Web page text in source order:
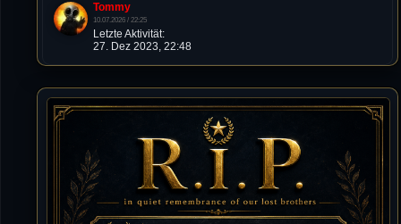
Tommy
10.07.2026 / 22:25
Letzte Aktivität:
27. Dez 2023, 22:48
DieWildeHilde
10.07.2026 / 12:48
Happy Birthday Chickpea
DieWildeHilde
10.07.2026 / 10:08
Hallo meine Lieben!